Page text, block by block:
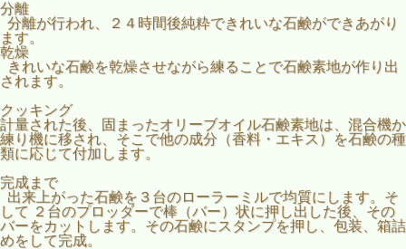
分離
分離が行われ、２４時間後純粋できれいな石鹸ができあがり
ます。
乾燥
きれいな石鹸を乾燥させながら練ることで石鹸素地が作り出
されます。
クッキング
計量された後、固まったオリーブオイル石鹸素地は、混合機か
練り機に移され、そこで他の成分（香料・エキス）を石鹸の種
類に応じて付加します。
完成まで
出来上がった石鹸を３台のローラーミルで均質にします。そ
して ２台のプロッダーで棒（バー）状に押し出した後、その
バーをカットします。その石鹸にスタンプを押し、包装、箱詰
めをして完成。